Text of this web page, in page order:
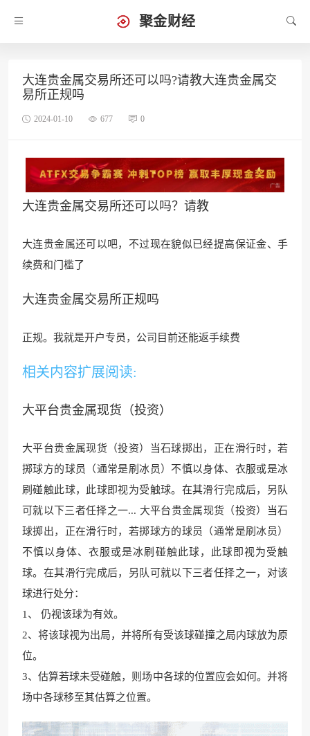
聚金财经
大连贵金属交易所还可以吗?请教大连贵金属交
易所正规吗
2024-01-10 677 0
大连贵金属交易所还可以吗？请教
大连贵金属还可以吧，不过现在貌似已经提高保证金、手
续费和门槛了
大连贵金属交易所正规吗
正规。我就是开户专员，公司目前还能返手续费
相关内容扩展阅读:
大平台贵金属现货（投资）
大平台贵金属现货（投资）当石球掷出，正在滑行时，若
掷球方的球员（通常是刷冰员）不慎以身体、衣服或是冰
刷碰触此球，此球即视为受触球。在其滑行完成后，另队
可就以下三者任择之一... 大平台贵金属现货（投资）当石
球掷出，正在滑行时，若掷球方的球员（通常是刷冰员）
不慎以身体、衣服或是冰刷碰触此球，此球即视为受触
球。在其滑行完成后，另队可就以下三者任择之一，对该
球进行处分：
1、 仍视该球为有效。
2、将该球视为出局，并将所有受该球碰撞之局内球放为原
位。
3、估算若球未受碰触，则场中各球的位置应会如何。并将
场中各球移至其估算之位置。